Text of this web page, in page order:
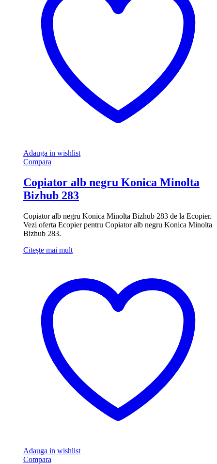
Adauga in wishlist
Compara
Copiator alb negru Konica Minolta
Bizhub 283
Copiator alb negru Konica Minolta Bizhub 283 de la Ecopier.
Vezi oferta Ecopier pentru Copiator alb negru Konica Minolta
Bizhub 283.
Citește mai mult
Adauga in wishlist
Compara